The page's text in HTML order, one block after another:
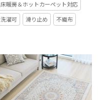
床暖房＆ホットカーペット対応
洗濯可 滑り止め 不織布